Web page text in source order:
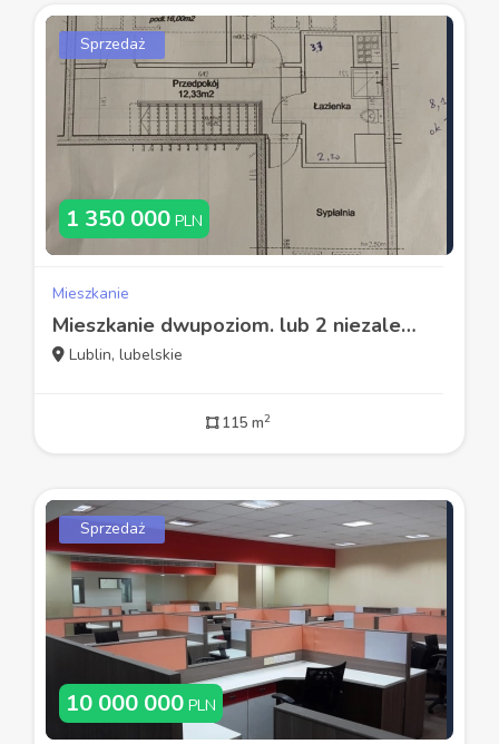
Sprzedaż
1 350 000 PLN
Mieszkanie
Mieszkanie dwupoziom. lub 2 niezależne mieszkania
Lublin, lubelskie
115 m2
Sprzedaż
10 000 000 PLN